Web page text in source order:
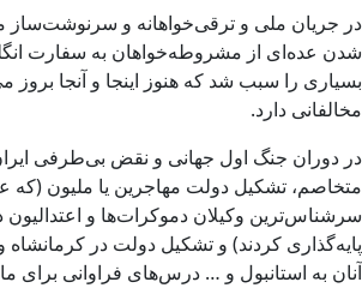
در جریان ملی و ترقی‌خواهانه و سرنوشت‌ساز
شدن عده‌ای از مشروطه‌خواهان به سفارت
بسیاری را سبب شد که هنوز اینجا و آنجا بروز
مخالفانی دارد.
در دوران جنگ اول جهانی و نقض بی‌طرفی
متخاصم، تشکیل دولت مهاجرین یا ملیون (که
سرشناس‌ترین وکیلان دموکرات‌ها و
پایه‌گذاری کردند) و تشکیل دولت در
آنان به استانبول و … درس‌های فراوانی برای ما